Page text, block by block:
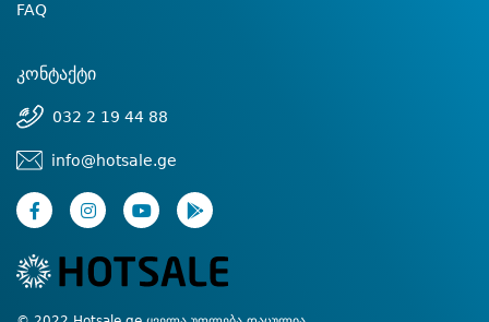
FAQ
კონტაქტი
032 2 19 44 88
info@hotsale.ge